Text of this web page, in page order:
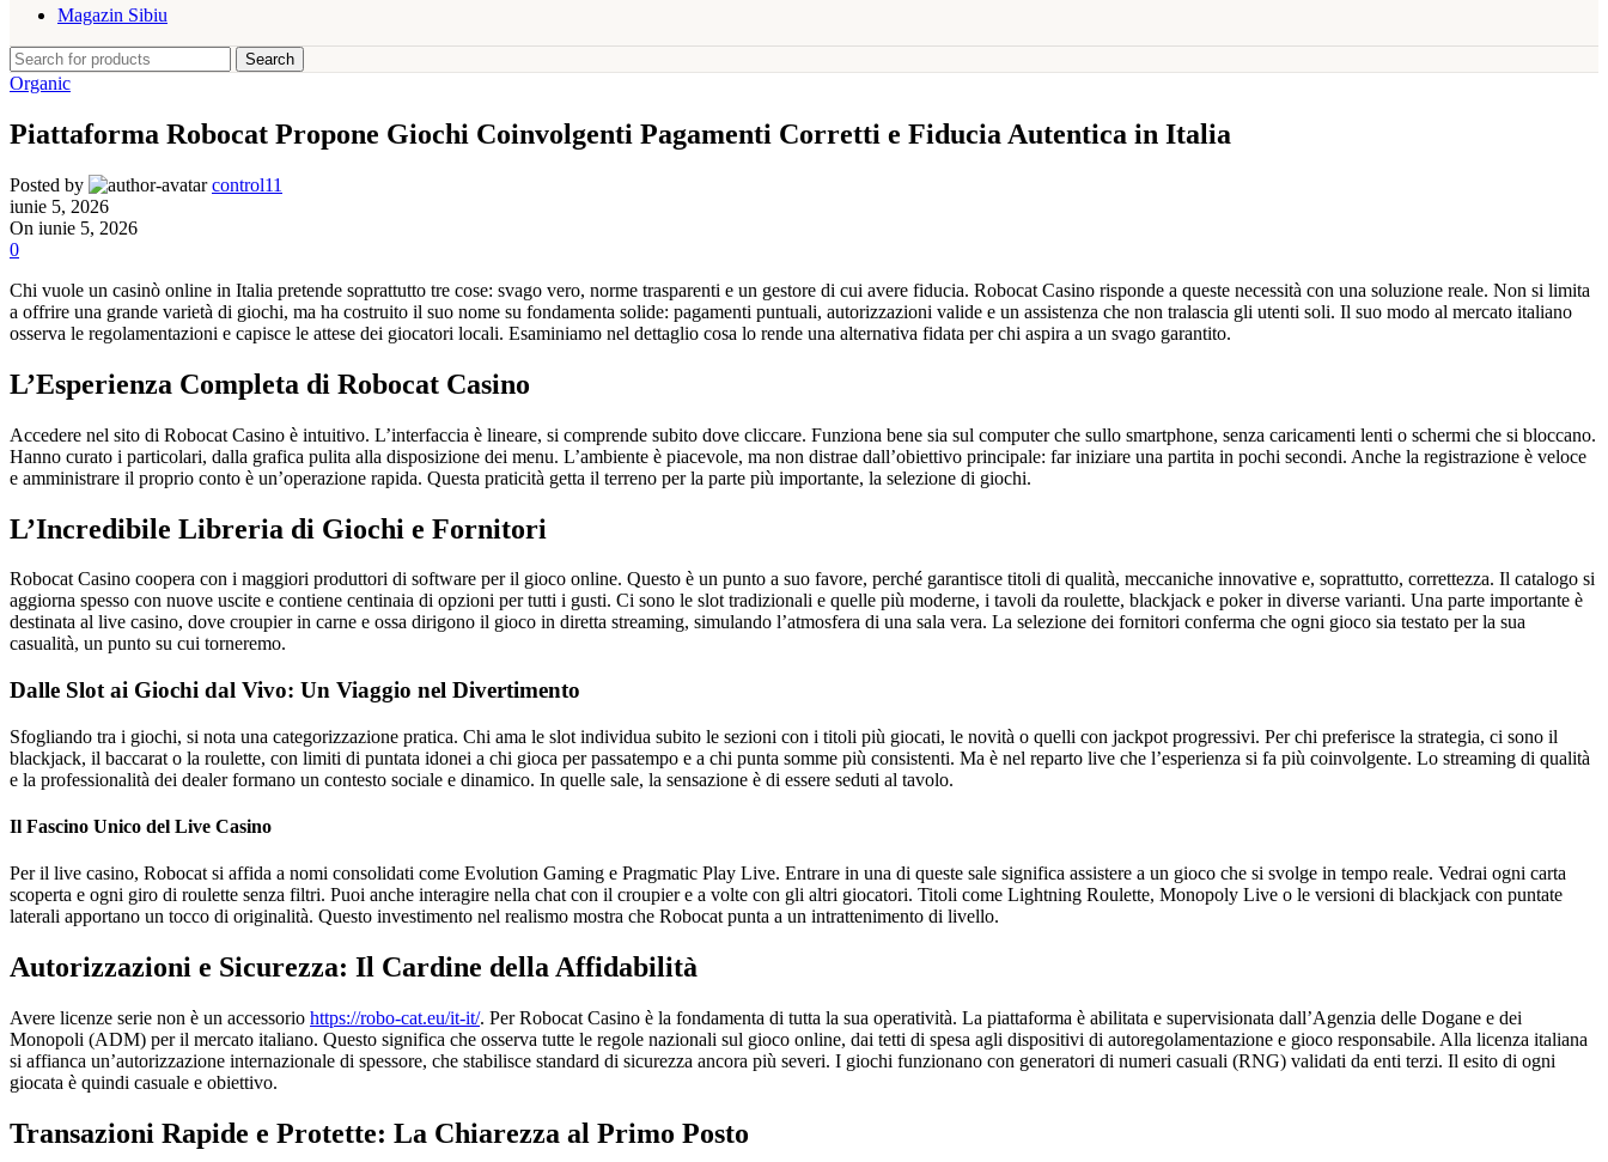
Magazin Sibiu
Search
Organic
Piattaforma Robocat Propone Giochi Coinvolgenti Pagamenti Corretti e Fiducia Autentica in Italia
Posted by
control11
iunie 5, 2026
On iunie 5, 2026
0
Chi vuole un casinò online in Italia pretende soprattutto tre cose: svago vero, norme trasparenti e un gestore di cui avere fiducia. Robocat Casino risponde a queste necessità con una soluzione reale. Non si limita
a offrire una grande varietà di giochi, ma ha costruito il suo nome su fondamenta solide: pagamenti puntuali, autorizzazioni valide e un assistenza che non tralascia gli utenti soli. Il suo modo al mercato italiano
osserva le regolamentazioni e capisce le attese dei giocatori locali. Esaminiamo nel dettaglio cosa lo rende una alternativa fidata per chi aspira a un svago garantito.
L’Esperienza Completa di Robocat Casino
Accedere nel sito di Robocat Casino è intuitivo. L’interfaccia è lineare, si comprende subito dove cliccare. Funziona bene sia sul computer che sullo smartphone, senza caricamenti lenti o schermi che si bloccano.
Hanno curato i particolari, dalla grafica pulita alla disposizione dei menu. L’ambiente è piacevole, ma non distrae dall’obiettivo principale: far iniziare una partita in pochi secondi. Anche la registrazione è veloce
e amministrare il proprio conto è un’operazione rapida. Questa praticità getta il terreno per la parte più importante, la selezione di giochi.
L’Incredibile Libreria di Giochi e Fornitori
Robocat Casino coopera con i maggiori produttori di software per il gioco online. Questo è un punto a suo favore, perché garantisce titoli di qualità, meccaniche innovative e, soprattutto, correttezza. Il catalogo si
aggiorna spesso con nuove uscite e contiene centinaia di opzioni per tutti i gusti. Ci sono le slot tradizionali e quelle più moderne, i tavoli da roulette, blackjack e poker in diverse varianti. Una parte importante è
destinata al live casino, dove croupier in carne e ossa dirigono il gioco in diretta streaming, simulando l’atmosfera di una sala vera. La selezione dei fornitori conferma che ogni gioco sia testato per la sua
casualità, un punto su cui torneremo.
Dalle Slot ai Giochi dal Vivo: Un Viaggio nel Divertimento
Sfogliando tra i giochi, si nota una categorizzazione pratica. Chi ama le slot individua subito le sezioni con i titoli più giocati, le novità o quelli con jackpot progressivi. Per chi preferisce la strategia, ci sono il
blackjack, il baccarat o la roulette, con limiti di puntata idonei a chi gioca per passatempo e a chi punta somme più consistenti. Ma è nel reparto live che l’esperienza si fa più coinvolgente. Lo streaming di qualità
e la professionalità dei dealer formano un contesto sociale e dinamico. In quelle sale, la sensazione è di essere seduti al tavolo.
Il Fascino Unico del Live Casino
Per il live casino, Robocat si affida a nomi consolidati come Evolution Gaming e Pragmatic Play Live. Entrare in una di queste sale significa assistere a un gioco che si svolge in tempo reale. Vedrai ogni carta
scoperta e ogni giro di roulette senza filtri. Puoi anche interagire nella chat con il croupier e a volte con gli altri giocatori. Titoli come Lightning Roulette, Monopoly Live o le versioni di blackjack con puntate
laterali apportano un tocco di originalità. Questo investimento nel realismo mostra che Robocat punta a un intrattenimento di livello.
Autorizzazioni e Sicurezza: Il Cardine della Affidabilità
Avere licenze serie non è un accessorio https://robo-cat.eu/it-it/. Per Robocat Casino è la fondamenta di tutta la sua operatività. La piattaforma è abilitata e supervisionata dall’Agenzia delle Dogane e dei
Monopoli (ADM) per il mercato italiano. Questo significa che osserva tutte le regole nazionali sul gioco online, dai tetti di spesa agli dispositivi di autoregolamentazione e gioco responsabile. Alla licenza italiana
si affianca un’autorizzazione internazionale di spessore, che stabilisce standard di sicurezza ancora più severi. I giochi funzionano con generatori di numeri casuali (RNG) validati da enti terzi. Il esito di ogni
giocata è quindi casuale e obiettivo.
Transazioni Rapide e Protette: La Chiarezza al Primo Posto